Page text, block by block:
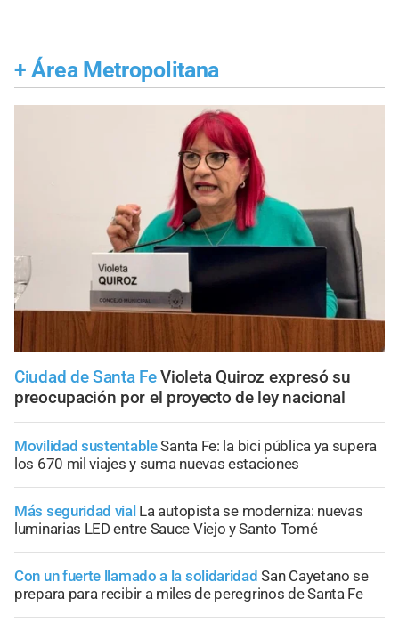
+ Área Metropolitana
Ciudad de Santa Fe Violeta Quiroz expresó su
preocupación por el proyecto de ley nacional
Movilidad sustentableSanta Fe: la bici pública ya supera
los 670 mil viajes y suma nuevas estaciones
Más seguridad vial La autopista se moderniza: nuevas
luminarias LED entre Sauce Viejo y Santo Tomé
Con un fuerte llamado a la solidaridad San Cayetano se
prepara para recibir a miles de peregrinos de Santa Fe